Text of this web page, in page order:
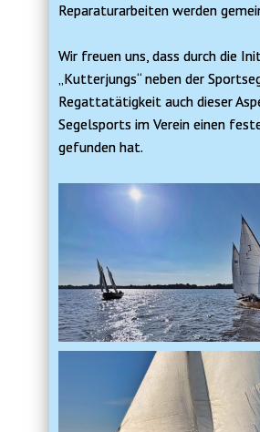
Reparaturarbeiten werden
Wir freuen uns, dass durch die
„Kutterjungs“ neben der
Regattatätigkeit auch dieser
Segelsports im Verein einen
gefunden hat.